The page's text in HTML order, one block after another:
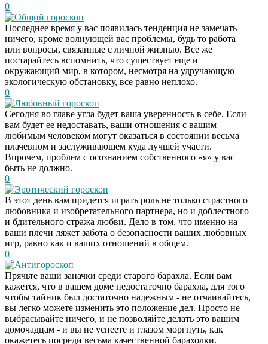
0
Общий гороскоп
Последнее время у вас появилась тенденция не замечать
ничего, кроме волнующей вас проблемы, будь то работа
или вопросы, связанные с личной жизнью. Все же
постарайтесь вспомнить, что существует еще и
окружающий мир, в котором, несмотря на удручающую
экологическую обстановку, все равно неплохо.
0
Любовный гороскоп
Сегодня во главе угла будет ваша уверенность в себе. Если
вам будет ее недоставать, ваши отношения с вашим
любимым человеком могут оказаться в состоянии весьма
плачевном и заслуживающем куда лучшей участи.
Впрочем, проблем с осознанием собственного «я» у вас
быть не должно.
0
Эротический гороскоп
В этот день вам придется играть роль не только страстного
любовника и изобретательного партнера, но и доблестного
и бдительного стража любви. Дело в том, что именно на
ваши плечи ляжет забота о безопасности ваших любовных
игр, равно как и ваших отношений в общем.
0
Антигороскоп
Прячьте ваши заначки среди старого барахла. Если вам
кажется, что в вашем доме недостаточно барахла, для того
чтобы тайник был достаточно надежным - не отчаивайтесь,
вы легко можете изменить это положение дел. Просто не
выбрасывайте ничего, и не позволяйте делать это вашим
домочадцам - и вы не успеете и глазом моргнуть, как
окажетесь посреди весьма качественной барахолки.